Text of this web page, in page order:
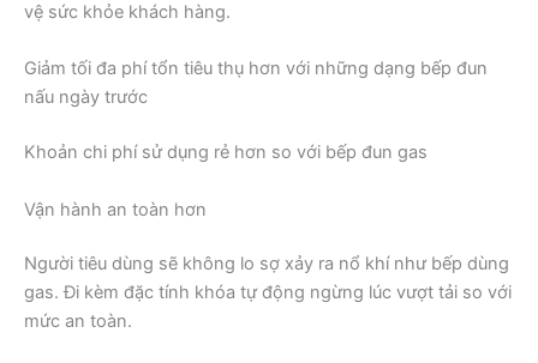
vệ sức khỏe khách hàng.
Giảm tối đa phí tổn tiêu thụ hơn với những dạng bếp đun
nấu ngày trước
Khoản chi phí sử dụng rẻ hơn so với bếp đun gas
Vận hành an toàn hơn
Người tiêu dùng sẽ không lo sợ xảy ra nổ khí như bếp dùng
gas. Đi kèm đặc tính khóa tự động ngừng lúc vượt tải so với
mức an toàn.